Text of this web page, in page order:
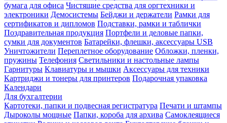
бумага для офиса Чистящие средства для оргтехники и
электроники Демосистемы Бейджи и держатели Рамки для
сертификатов и дипломов Подставки, рамки и таблички
Поздравительная продукция Портфели и деловые папки,
сумки для документов Батарейки, флешки, аксессуары USB
Уничтожители Переплетное оборудование Обложки, пленки,
пружины Телефония Светильники и настольные лампы
Гарнитуры Клавиатуры и мышки Аксессуары для техники
Картриджи и тонеры для принтеров Подарочная упаковка
Календари
Для бухгалтерии
Картотеки, папки и подвесная регистратура Печати и штампы
Дыроколы мощные Папки, короба для архива Самоклеящиеся